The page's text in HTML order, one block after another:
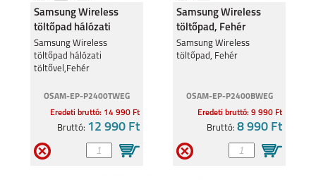
Samsung Wireless
töltőpad hálózati
töltővel,Fehér
Samsung Wireless
töltőpad hálózati
töltővel,Fehér
OSAM-EP-P2400TWEG
Eredeti bruttó: 14 990 Ft
Bruttó: 12 990 Ft
Samsung Wireless
töltőpad, Fehér
Samsung Wireless
töltőpad, Fehér
OSAM-EP-P2400BWEG
Eredeti bruttó: 9 990 Ft
Bruttó:8 990 Ft